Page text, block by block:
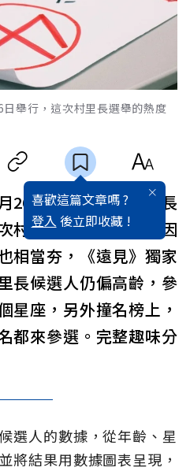
舉行，這次村里長選舉的熱度
喜歡這篇文章嗎 ?
登入 後立即收藏 !
26日舉行，除了縣市長
村里長選舉的熱度，因
相當夯，《遠見》獨家
長候選人仍偏高齡，參
星座，另外撞名榜上，
都來參選。完整趣味分
選人的數據，從年齡、星
將結果用數據圖表呈現，